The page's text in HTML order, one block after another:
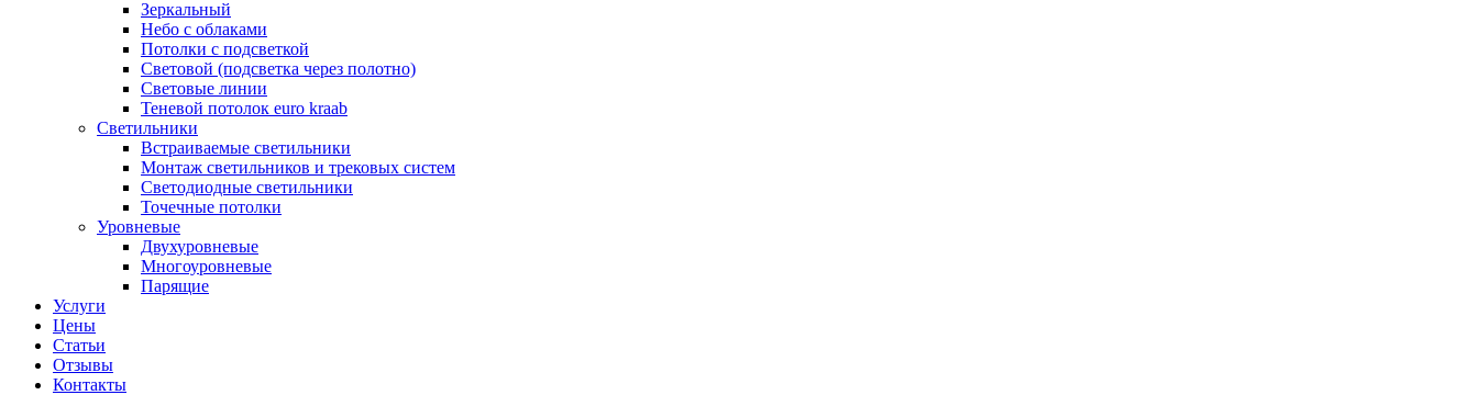
Зеркальный
Небо с облаками
Потолки с подсветкой
Световой (подсветка через полотно)
Световые линии
Теневой потолок euro kraab
Светильники
Встраиваемые светильники
Монтаж светильников и трековых систем
Светодиодные светильники
Точечные потолки
Уровневые
Двухуровневые
Многоуровневые
Парящие
Услуги
Цены
Статьи
Отзывы
Контакты